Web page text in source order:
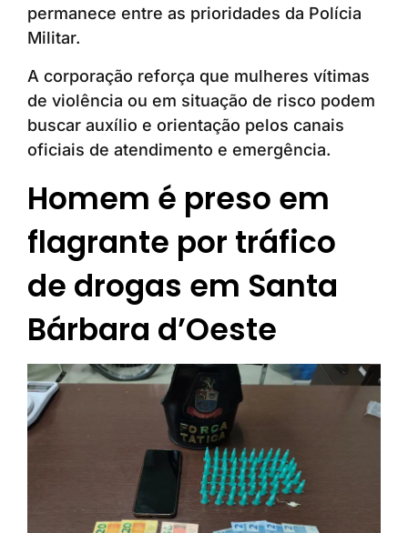
permanece entre as prioridades da Polícia
Militar.
A corporação reforça que mulheres vítimas
de violência ou em situação de risco podem
buscar auxílio e orientação pelos canais
oficiais de atendimento e emergência.
Homem é preso em
flagrante por tráfico
de drogas em Santa
Bárbara d’Oeste